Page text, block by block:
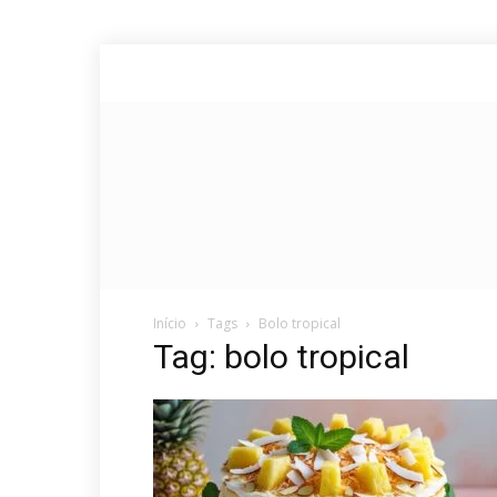
Início Tags Bolo tropical
Tag: bolo tropical